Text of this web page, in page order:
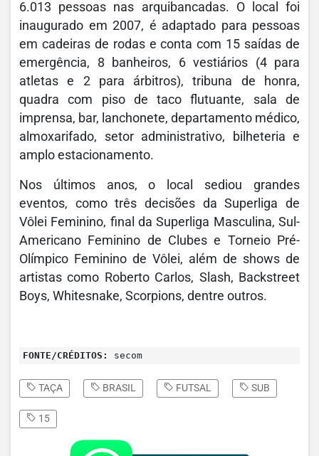
6.013 pessoas nas arquibancadas. O local foi
inaugurado em 2007, é adaptado para pessoas
em cadeiras de rodas e conta com 15 saídas de
emergência, 8 banheiros, 6 vestiários (4 para
atletas e 2 para árbitros), tribuna de honra,
quadra com piso de taco flutuante, sala de
imprensa, bar, lanchonete, departamento médico,
almoxarifado, setor administrativo, bilheteria e
amplo estacionamento.
Nos últimos anos, o local sediou grandes
eventos, como três decisões da Superliga de
Vôlei Feminino, final da Superliga Masculina, Sul-
Americano Feminino de Clubes e Torneio Pré-
Olímpico Feminino de Vôlei, além de shows de
artistas como Roberto Carlos, Slash, Backstreet
Boys, Whitesnake, Scorpions, dentre outros.
FONTE/CRÉDITOS: secom
TAÇA BRASIL FUTSAL SUB
15